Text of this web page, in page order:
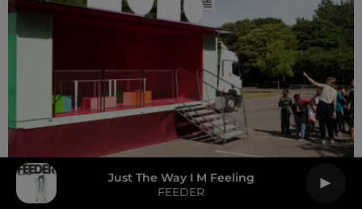
Just The Way I M Feeling
FEEDER